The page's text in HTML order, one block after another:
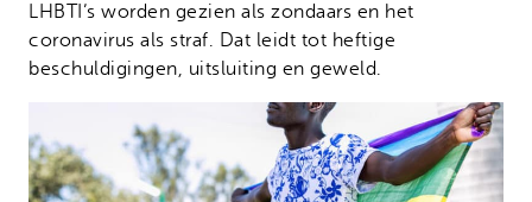
LHBTI’s worden gezien als zondaars en het
coronavirus als straf. Dat leidt tot heftige
beschuldigingen, uitsluiting en geweld.